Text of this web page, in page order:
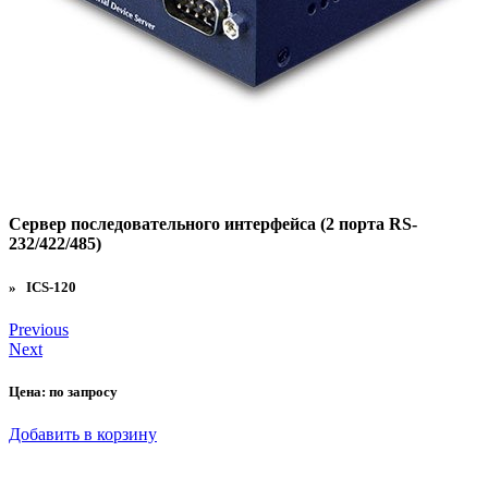
Сервер последовательного интерфейса (2 порта RS-
232/422/485)
» ICS-120
Previous
Next
Цена: по запросу
Добавить в корзину